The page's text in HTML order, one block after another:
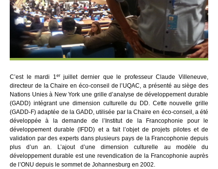
C’est le mardi 1erjuillet dernier que le professeur Claude Villeneuve,
directeur de la Chaire en éco-conseil de l’UQAC, a présenté au siège des
Nations Unies à New York une grille d’analyse de développement durable
(GADD) intégrant une dimension culturelle du DD. Cette nouvelle grille
(GADD-F) adaptée de la GADD, utilisée par la Chaire en éco-conseil, a été
développée à la demande de l’Institut de la Francophonie pour le
développement durable (IFDD) et a fait l’objet de projets pilotes et de
validation par des experts dans plusieurs pays de la Francophonie depuis
plus d’un an. L’ajout d’une dimension culturelle au modèle du
développement durable est une revendication de la Francophonie auprès
de l’ONU depuis le sommet de Johannesburg en 2002.